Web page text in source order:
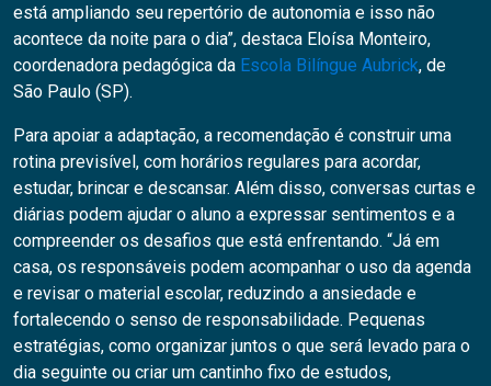
está ampliando seu repertório de autonomia e isso não
acontece da noite para o dia”, destaca Eloísa Monteiro,
coordenadora pedagógica da Escola Bilíngue Aubrick, de
São Paulo (SP).
Para apoiar a adaptação, a recomendação é construir uma
rotina previsível, com horários regulares para acordar,
estudar, brincar e descansar. Além disso, conversas curtas e
diárias podem ajudar o aluno a expressar sentimentos e a
compreender os desafios que está enfrentando. “Já em
casa, os responsáveis podem acompanhar o uso da agenda
e revisar o material escolar, reduzindo a ansiedade e
fortalecendo o senso de responsabilidade. Pequenas
estratégias, como organizar juntos o que será levado para o
dia seguinte ou criar um cantinho fixo de estudos,